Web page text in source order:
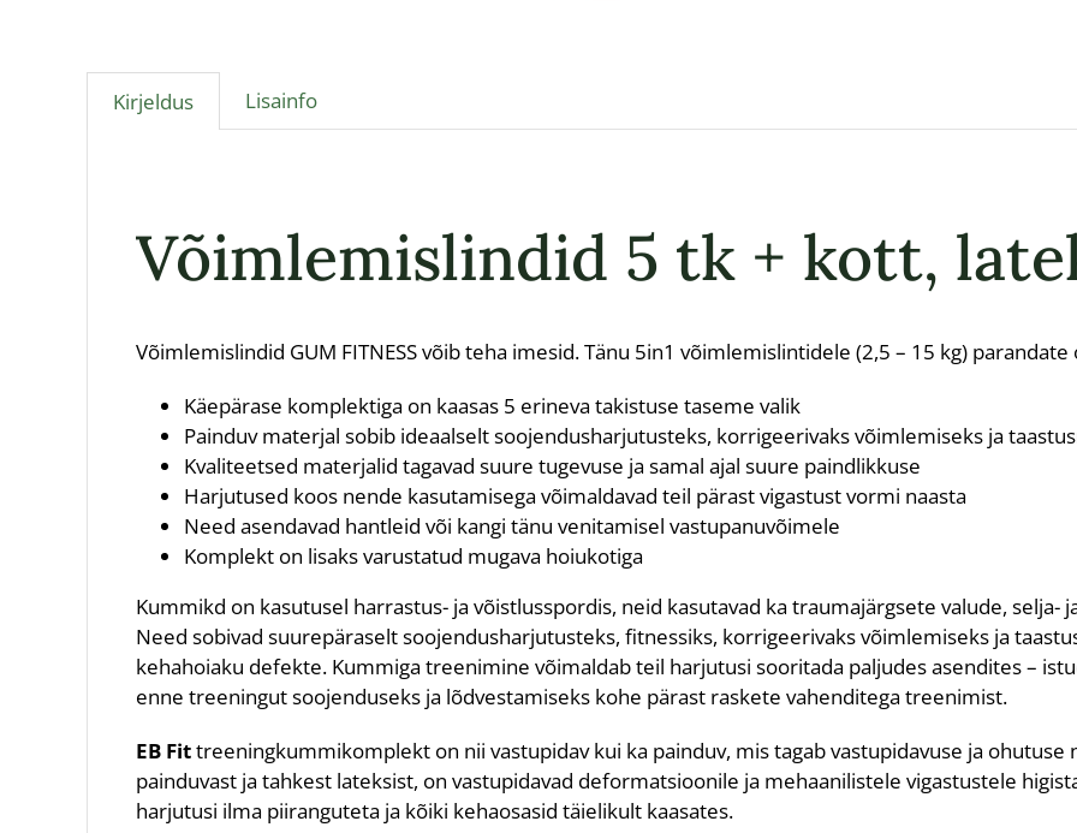
Kirjeldus Lisainfo
Võimlemislindid 5 tk + kott,
Võimlemislindid GUM FITNESS võib teha imesid. Tänu 5in1 võimlemislintidele (2,5 – 15 kg)
Käepärase komplektiga on kaasas 5 erineva takistuse taseme valik
Painduv materjal sobib ideaalselt soojendusharjutusteks, korrigeerivaks võimlemiseks ja
Kvaliteetsed materjalid tagavad suure tugevuse ja samal ajal suure paindlikkuse
Harjutused koos nende kasutamisega võimaldavad teil pärast vigastust vormi naasta
Need asendavad hantleid või kangi tänu venitamisel vastupanuvõimele
Komplekt on lisaks varustatud mugava hoiukotiga
Kummikd on kasutusel harrastus- ja võistlusspordis, neid kasutavad ka traumajärgsete valude, selja-
Need sobivad suurepäraselt soojendusharjutusteks, fitnessiks, korrigeerivaks võimlemiseks ja
kehahoiaku defekte. Kummiga treenimine võimaldab teil harjutusi sooritada paljudes asendites –
enne treeningut soojenduseks ja lõdvestamiseks kohe pärast raskete vahenditega treenimist.
EB Fittreeningkummikomplekt on nii vastupidav kui ka painduv, mis tagab vastupidavuse ja
painduvast ja tahkest lateksist, on vastupidavad deformatsioonile ja mehaanilistele vigastustele
harjutusi ilma piiranguteta ja kõiki kehaosasid täielikult kaasates.